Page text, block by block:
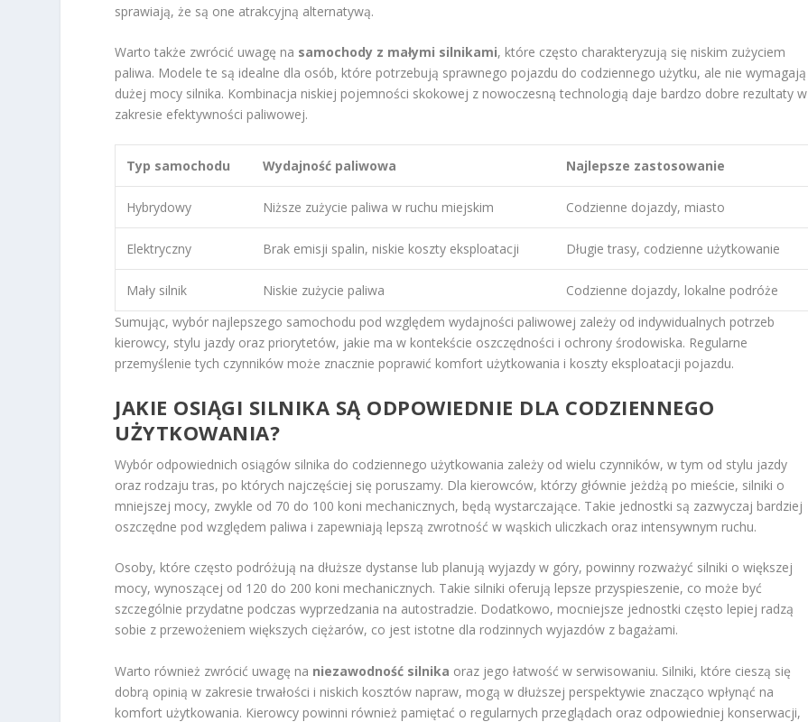
sprawiają, że są one atrakcyjną alternatywą.
Warto także zwrócić uwagę na samochody z małymi silnikami, które często charakteryzują się niskim zużyciem
paliwa. Modele te są idealne dla osób, które potrzebują sprawnego pojazdu do codziennego użytku, ale nie wymagają
dużej mocy silnika. Kombinacja niskiej pojemności skokowej z nowoczesną technologią daje bardzo dobre rezultaty w
zakresie efektywności paliwowej.
Typ samochodu Wydajność paliwowa Najlepsze zastosowanie
Hybrydowy Niższe zużycie paliwa w ruchu miejskim Codzienne dojazdy, miasto
Elektryczny Brak emisji spalin, niskie koszty eksploatacji Długie trasy, codzienne użytkowanie
Mały silnik Niskie zużycie paliwa
Codzienne dojazdy, lokalne podróże
Sumując, wybór najlepszego samochodu pod względem wydajności paliwowej zależy od indywidualnych potrzeb
kierowcy, stylu jazdy oraz priorytetów, jakie ma w kontekście oszczędności i ochrony środowiska. Regularne
przemyślenie tych czynników może znacznie poprawić komfort użytkowania i koszty eksploatacji pojazdu.
JAKIE OSIĄGI SILNIKA SĄ ODPOWIEDNIE DLA CODZIENNEGO
UŻYTKOWANIA?
Wybór odpowiednich osiągów silnika do codziennego użytkowania zależy od wielu czynników, w tym od stylu jazdy
oraz rodzaju tras, po których najczęściej się poruszamy. Dla kierowców, którzy głównie jeżdżą po mieście, silniki o
mniejszej mocy, zwykle od 70 do 100 koni mechanicznych, będą wystarczające. Takie jednostki są zazwyczaj bardziej
oszczędne pod względem paliwa i zapewniają lepszą zwrotność w wąskich uliczkach oraz intensywnym ruchu.
Osoby, które często podróżują na dłuższe dystanse lub planują wyjazdy w góry, powinny rozważyć silniki o większej
mocy, wynoszącej od 120 do 200 koni mechanicznych. Takie silniki oferują lepsze przyspieszenie, co może być
szczególnie przydatne podczas wyprzedzania na autostradzie. Dodatkowo, mocniejsze jednostki często lepiej radzą
sobie z przewożeniem większych ciężarów, co jest istotne dla rodzinnych wyjazdów z bagażami.
Warto również zwrócić uwagę na niezawodność silnika oraz jego łatwość w serwisowaniu. Silniki, które cieszą się
dobrą opinią w zakresie trwałości i niskich kosztów napraw, mogą w dłuższej perspektywie znacząco wpłynąć na
komfort użytkowania. Kierowcy powinni również pamiętać o regularnych przeglądach oraz odpowiedniej konserwacji,